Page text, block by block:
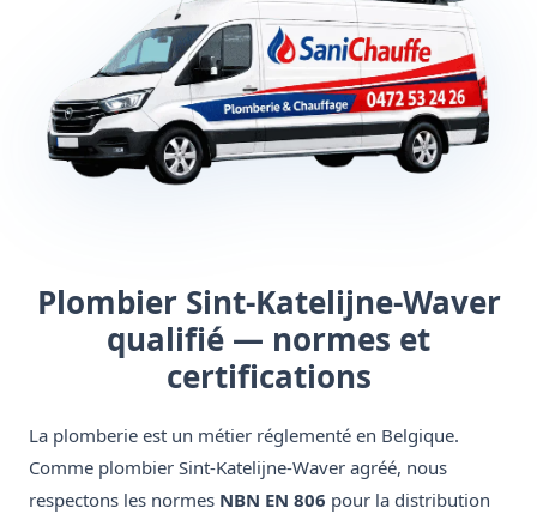
Plombier Sint-Katelijne-Waver
qualifié — normes et
certifications
La plomberie est un métier réglementé en Belgique.
Comme plombier Sint-Katelijne-Waver agréé, nous
respectons les normes NBN EN 806 pour la distribution